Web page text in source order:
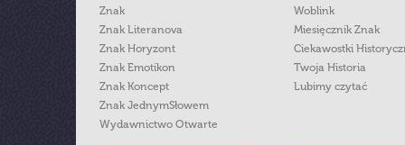
Znak
Znak Literanova
Znak Horyzont
Znak Emotikon
Znak Koncept
Znak JednymSłowem
Wydawnictwo Otwarte
Woblink
Miesięcznik Znak
Ciekawostki
Twoja Historia
Lubimy czytać